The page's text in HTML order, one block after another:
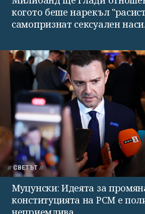
когото беше нарекъл
самопризнат сексуален
СВЕТЪТ
Муцунски: Идеята за
конституцията на РСМ е